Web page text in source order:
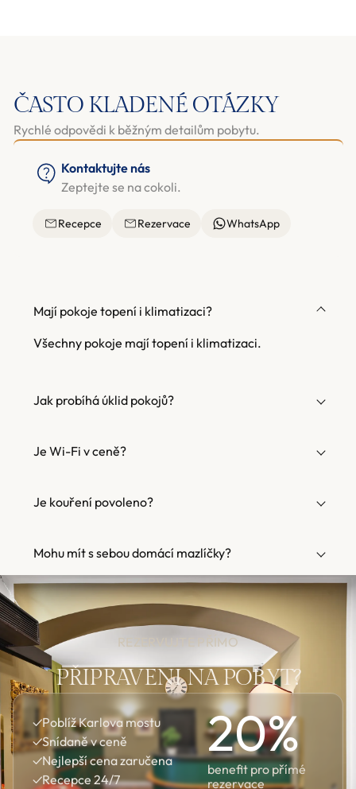
ČASTO KLADENÉ OTÁZKY
Rychlé odpovědi k běžným detailům pobytu.
Kontaktujte nás
Zeptejte se na cokoli.
Recepce Rezervace WhatsApp
Mají pokoje topení i klimatizaci?
Všechny pokoje mají topení i klimatizaci.
Jak probíhá úklid pokojů?
Je Wi-Fi v ceně?
Je kouření povoleno?
Mohu mít s sebou domácí mazlíčky?
REZERVUJTE PŘÍMO
PŘIPRAVENI NA POBYT?
✓Poblíž Karlova mostu
✓Snídaně v ceně
✓Nejlepší cena zaručena
✓Recepce 24/7
20%
benefit pro přímé
rezervace